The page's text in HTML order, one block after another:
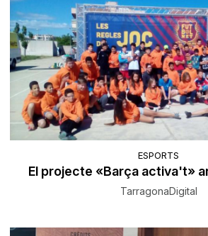
ESPORTS
El projecte «Barça activa't»
TarragonaDigital